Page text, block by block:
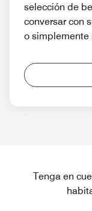
selección de
conversar con
o simplemente
Tenga en